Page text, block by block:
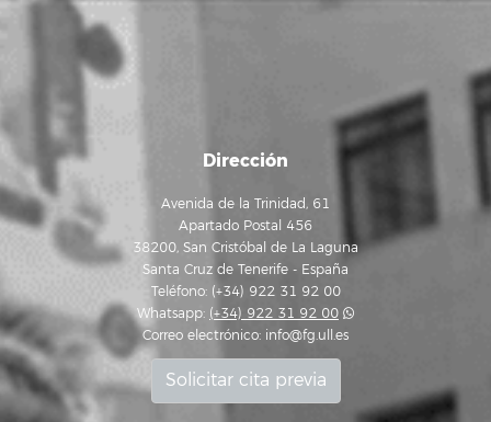
Dirección
Avenida de la Trinidad, 61
Apartado Postal 456
38200, San Cristóbal de La Laguna
Santa Cruz de Tenerife - España
Teléfono: (+34) 922 31 92 00
Whatsapp: (+34) 922 31 92 00
Correo electrónico: info@fg.ull.es
Solicitar cita previa